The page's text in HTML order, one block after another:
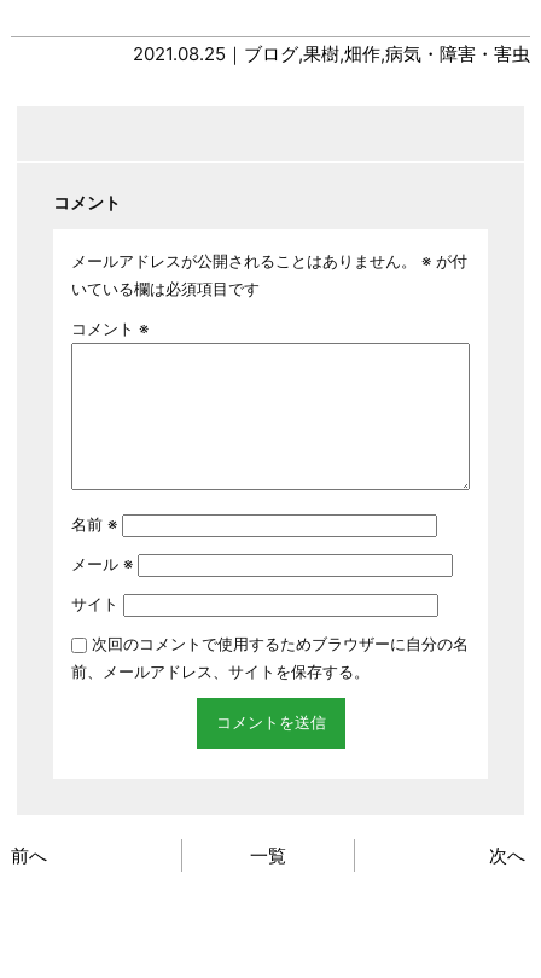
2021.08.25｜ ブログ,果樹,畑作,病気・障害・害虫
コメント
メールアドレスが公開されることはありません。 ※が付
いている欄は必須項目です
コメント ※
名前 ※
メール ※
サイト
次回のコメントで使用するためブラウザーに自分の名
前、メールアドレス、サイトを保存する。
前へ 一覧 次へ